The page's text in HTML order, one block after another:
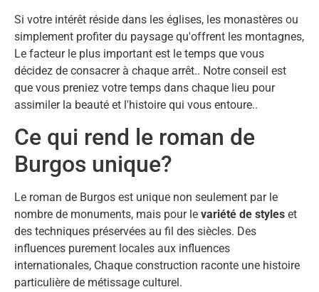
Si votre intérêt réside dans les églises, les monastères ou
simplement profiter du paysage qu'offrent les montagnes,
Le facteur le plus important est le temps que vous
décidez de consacrer à chaque arrêt.. Notre conseil est
que vous preniez votre temps dans chaque lieu pour
assimiler la beauté et l'histoire qui vous entoure..
Ce qui rend le roman de
Burgos unique?
Le roman de Burgos est unique non seulement par le
nombre de monuments, mais pour le variété de styles et
des techniques préservées au fil des siècles. Des
influences purement locales aux influences
internationales, Chaque construction raconte une histoire
particulière de métissage culturel.